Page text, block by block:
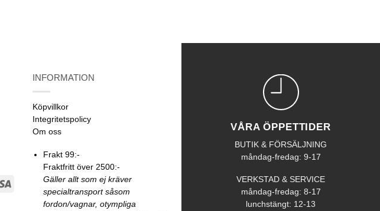
INFORMATION
Köpvillkor
Integritetspolicy
Om oss
Frakt 99:-
Fraktfritt över 2500:-
Gäller allt som ej kräver
specialtransport såsom
fordon/vagnar, otympliga
VÅRA ÖPPETTIDER
BUTIK & FÖRSÄLJNING
måndag-fredag: 9-17
VERKSTAD & SERVICE
måndag-fredag: 8-17
lunchstängt: 12-13